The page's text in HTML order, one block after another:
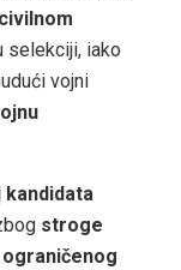
selekciji, iako
vojni
stroge